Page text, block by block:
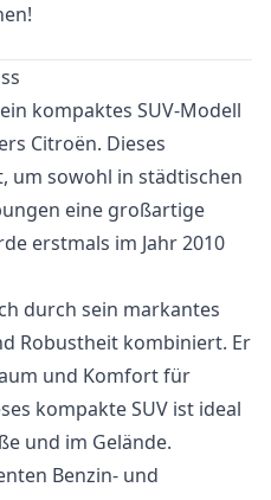
kompaktes SUV-Modell
Citroën. Dieses
um sowohl in städtischen
eine großartige
erstmals im Jahr 2010
durch sein markantes
Robustheit kombiniert. Er
und Komfort für
kompakte SUV ist ideal
und im Gelände.
Benzin- und